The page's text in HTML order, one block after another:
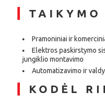
TAIKYMO
Pramoniniai ir
Elektros paskirstymo
jungiklio montavimo
Automatizavimo ir
KODĖL